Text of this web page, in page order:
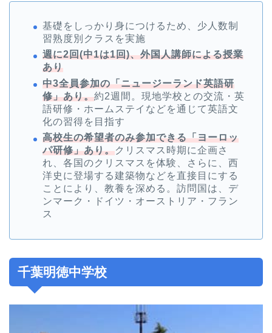
基礎をしっかり身につけるため、少人数制
習熟度別クラスを実施
週に2回(中1は1回)、外国人講師による授業
あり
中3全員参加の「ニュージーランド英語研
修」あり。約2週間。現地学校との交流・英
語研修・ホームステイなどを通じて英語文
化の習得を目指す
高校生の希望者のみ参加できる「ヨーロッ
パ研修」あり。クリスマス時期に企画さ
れ、各国のクリスマスを体験、さらに、西
洋史に登場する建築物などを直接目にする
ことにより、教養を深める。訪問国は、デ
ンマーク・ドイツ・オーストリア・フラン
ス
千葉明徳中学校